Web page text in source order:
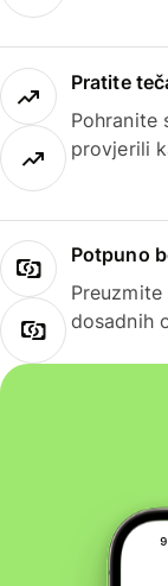
Pratite
Pohranite
provjerili
Potpuno
dosadnih